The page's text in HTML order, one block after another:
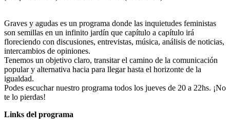
Graves y agudas es un programa donde las inquietudes feministas
son semillas en un infinito jardín que capítulo a capítulo irá
floreciendo con discusiones, entrevistas, música, análisis de noticias,
intercambios de opiniones.
Tenemos un objetivo claro, transitar el camino de la comunicación
popular y alternativa hacia para llegar hasta el horizonte de la
igualdad.
Podes escuchar nuestro programa todos los jueves de 20 a 22hs. ¡No
te lo pierdas!
Links del programa